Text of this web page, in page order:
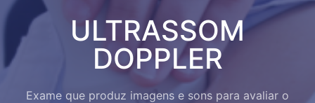
ULTRASSOM
DOPPLER
Exame que produz imagens e sons para avaliar o